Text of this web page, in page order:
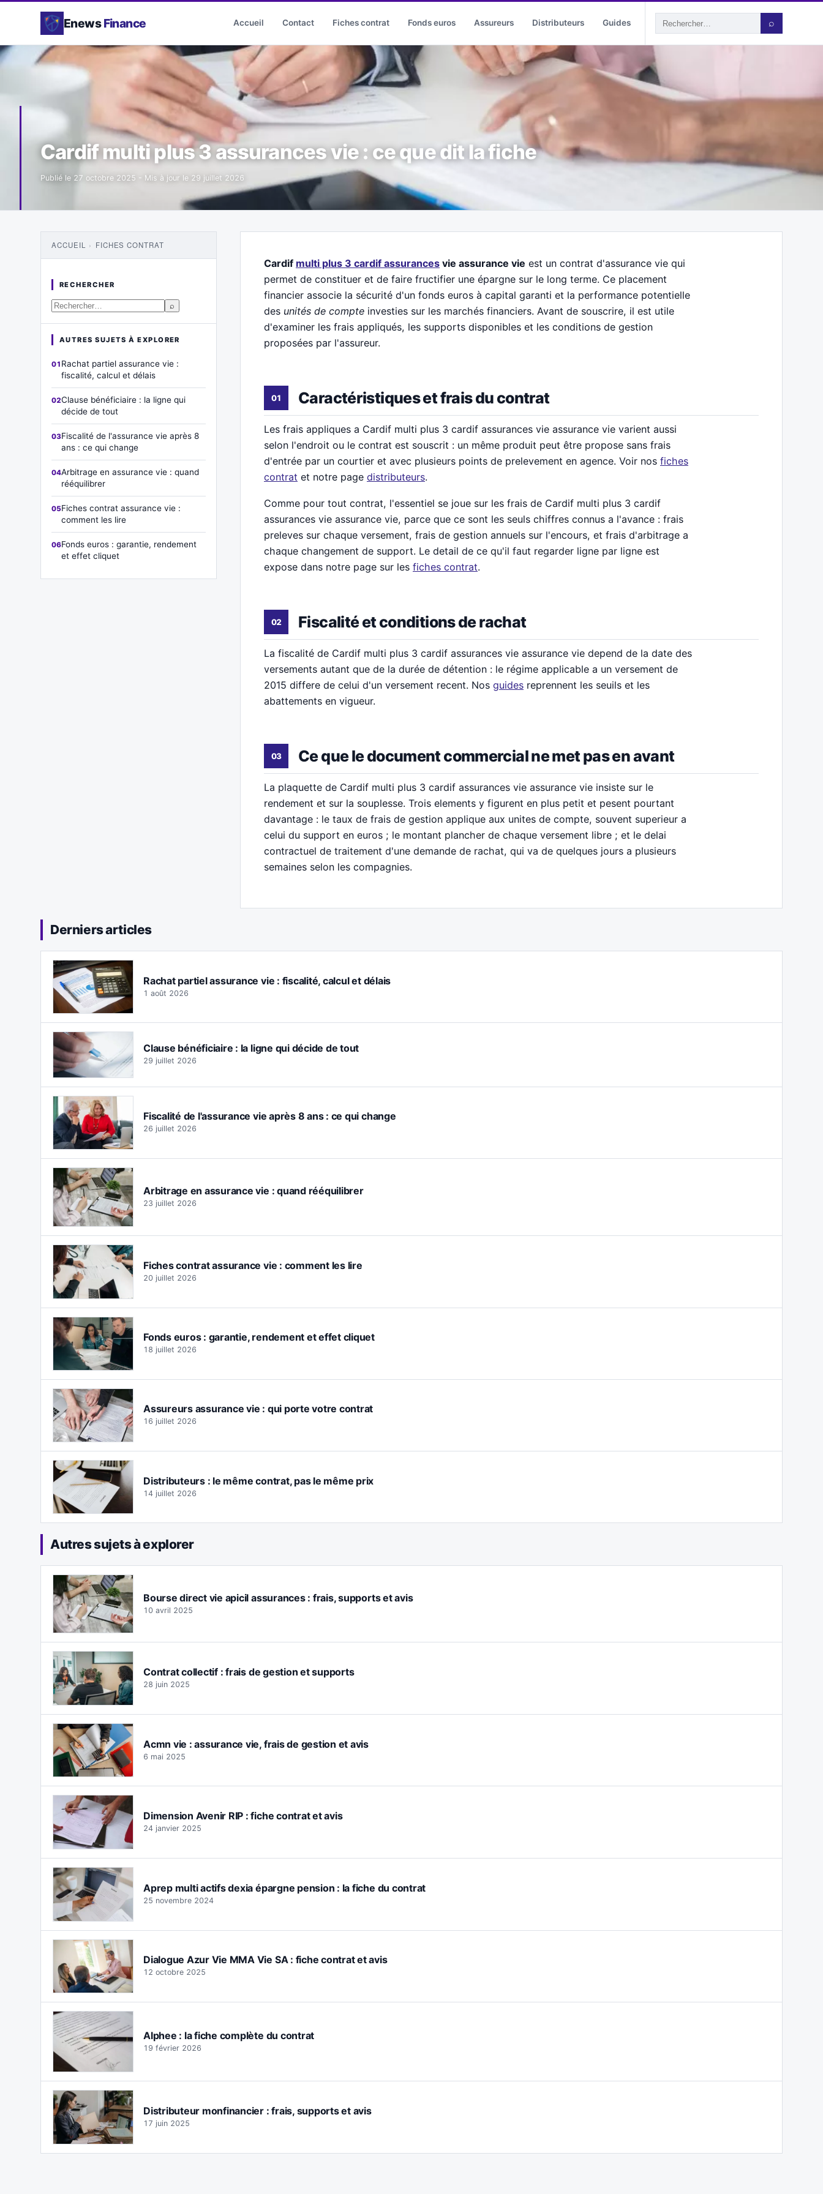
Enews Finance Accueil Contact Fiches contrat Fonds euros Assureurs Distributeurs Guides ⌕
Cardif multi plus 3 assurances vie : ce que dit la fiche
Publié le 27 octobre 2025 - Mis à jour le 29 juillet 2026
Cardif multi plus 3 cardif assurances vie assurance vie est un contrat d'assurance vie qui
permet de constituer et de faire fructifier une épargne sur le long terme. Ce placement
financier associe la sécurité d'un fonds euros à capital garanti et la performance potentielle
des unités de compte investies sur les marchés financiers. Avant de souscrire, il est utile
d'examiner les frais appliqués, les supports disponibles et les conditions de gestion
proposées par l'assureur.
Caractéristiques et frais du contrat
Les frais appliques a Cardif multi plus 3 cardif assurances vie assurance vie varient aussi
selon l'endroit ou le contrat est souscrit : un même produit peut être propose sans frais
d'entrée par un courtier et avec plusieurs points de prelevement en agence. Voir nos fiches
contrat et notre page distributeurs.
Comme pour tout contrat, l'essentiel se joue sur les frais de Cardif multi plus 3 cardif
assurances vie assurance vie, parce que ce sont les seuls chiffres connus a l'avance : frais
preleves sur chaque versement, frais de gestion annuels sur l'encours, et frais d'arbitrage a
chaque changement de support. Le detail de ce qu'il faut regarder ligne par ligne est
expose dans notre page sur les fiches contrat.
Fiscalité et conditions de rachat
La fiscalité de Cardif multi plus 3 cardif assurances vie assurance vie depend de la date des
versements autant que de la durée de détention : le régime applicable a un versement de
2015 differe de celui d'un versement recent. Nos guides reprennent les seuils et les
abattements en vigueur.
Ce que le document commercial ne met pas en avant
La plaquette de Cardif multi plus 3 cardif assurances vie assurance vie insiste sur le
rendement et sur la souplesse. Trois elements y figurent en plus petit et pesent pourtant
davantage : le taux de frais de gestion applique aux unites de compte, souvent superieur a
celui du support en euros ; le montant plancher de chaque versement libre ; et le delai
contractuel de traitement d'une demande de rachat, qui va de quelques jours a plusieurs
semaines selon les compagnies.
ACCUEIL › FICHES CONTRAT
RECHERCHER
⌕
AUTRES SUJETS À EXPLORER
Rachat partiel assurance vie :
fiscalité, calcul et délais
Clause bénéficiaire : la ligne qui
décide de tout
Fiscalité de l'assurance vie après 8
ans : ce qui change
Arbitrage en assurance vie : quand
rééquilibrer
Fiches contrat assurance vie :
comment les lire
Fonds euros : garantie, rendement
et effet cliquet
Derniers articles
Rachat partiel assurance vie : fiscalité, calcul et délais
1 août 2026
Clause bénéficiaire : la ligne qui décide de tout
29 juillet 2026
Fiscalité de l'assurance vie après 8 ans : ce qui change
26 juillet 2026
Arbitrage en assurance vie : quand rééquilibrer
23 juillet 2026
Fiches contrat assurance vie : comment les lire
20 juillet 2026
Fonds euros : garantie, rendement et effet cliquet
18 juillet 2026
Assureurs assurance vie : qui porte votre contrat
16 juillet 2026
Distributeurs : le même contrat, pas le même prix
14 juillet 2026
Autres sujets à explorer
Bourse direct vie apicil assurances : frais, supports et avis
10 avril 2025
Contrat collectif : frais de gestion et supports
28 juin 2025
Acmn vie : assurance vie, frais de gestion et avis
6 mai 2025
Dimension Avenir RIP : fiche contrat et avis
24 janvier 2025
Aprep multi actifs dexia épargne pension : la fiche du contrat
25 novembre 2024
Dialogue Azur Vie MMA Vie SA : fiche contrat et avis
12 octobre 2025
Alphee : la fiche complète du contrat
19 février 2026
Distributeur monfinancier : frais, supports et avis
17 juin 2025